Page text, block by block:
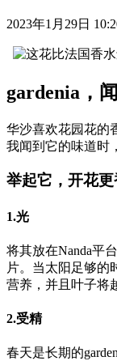
2023年1月29日
gardenia，
华沙喜欢花园花的
我闻到它的味道时
举起它，开花更
1.光
将其放在Nanda平
片。当太阳足够的
营养，并且叶子将
2.受精
春天是长期的